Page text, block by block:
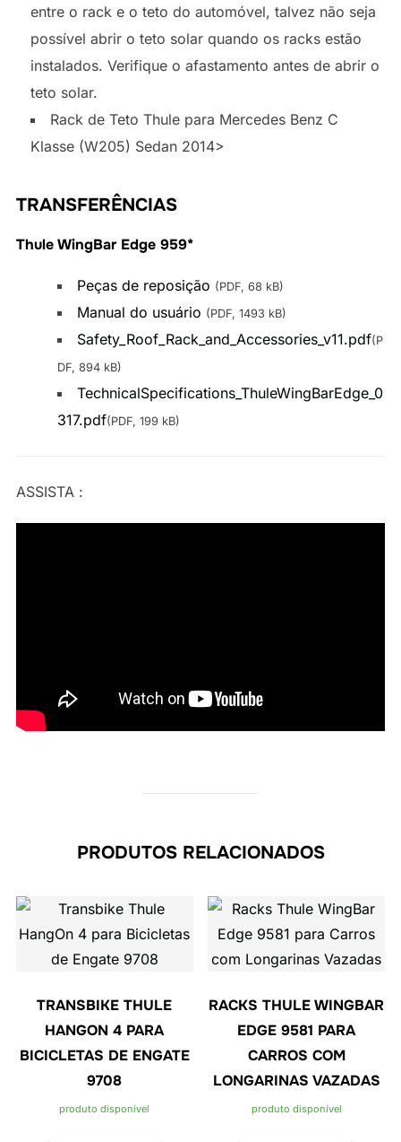
entre o rack e o teto do automóvel, talvez não seja
possível abrir o teto solar quando os racks estão
instalados. Verifique o afastamento antes de abrir o
teto solar.
Rack de Teto Thule para Mercedes Benz C
Klasse (W205) Sedan 2014>
TRANSFERÊNCIAS
Thule WingBar Edge 959*
Peças de reposição (PDF, 68 kB)
Manual do usuário (PDF, 1493 kB)
Safety_Roof_Rack_and_Accessories_v11.pdf(P
DF, 894 kB)
TechnicalSpecifications_ThuleWingBarEdge_0
317.pdf(PDF, 199 kB)
ASSISTA :
PRODUTOS RELACIONADOS
TRANSBIKE THULE
HANGON 4 PARA
BICICLETAS DE ENGATE
9708
produto disponível
RACKS THULE WINGBAR
EDGE 9581 PARA
CARROS COM
LONGARINAS VAZADAS
produto disponível